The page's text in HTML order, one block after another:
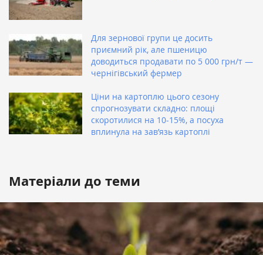
Для зернової групи це досить
приємний рік, але пшеницю
доводиться продавати по 5 000 грн/т —
чернігівський фермер
Ціни на картоплю цього сезону
спрогнозувати складно: площі
скоротилися на 10-15%, а посуха
вплинула на зав’язь картоплі
Матеріали до теми